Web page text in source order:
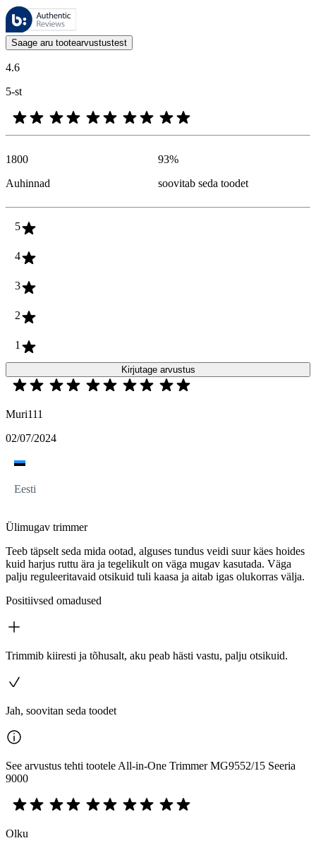
Neid arvustusi haldab Bazaarvoice ja need vastavad Bazaarvoice’i
Kliendi arvamused toodete ja tärnihinnangute kujul on kasulikud
Saage aru tootearvustustest
4.6
5-st
1800
Auhinnad
93%
soovitab seda toodet
5
4
3
2
1
Kirjutage arvustus
Muri111
02/07/2024
Eesti
Ülimugav trimmer
Teeb täpselt seda mida ootad, alguses tundus veidi suur käes hoides
kuid harjus ruttu ära ja tegelikult on väga mugav kasutada. Väga
palju reguleeritavaid otsikuid tuli kaasa ja aitab igas olukorras välja.
Positiivsed omadused
Trimmib kiiresti ja tõhusalt, aku peab hästi vastu, palju otsikuid.
Jah, soovitan seda toodet
See arvustus tehti tootele All-in-One Trimmer MG9552/15 Seeria
9000
Olku